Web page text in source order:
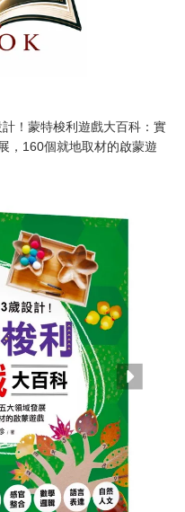
計！蒙特梭利遊戲大百科：實
，160個就地取材的啟蒙遊